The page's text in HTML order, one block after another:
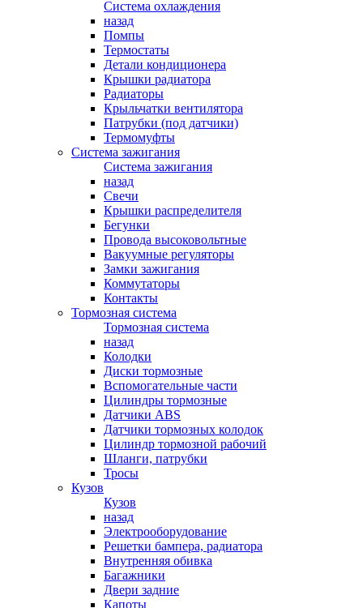
Система охлаждения
назад
Помпы
Термостаты
Детали кондиционера
Крышки радиатора
Радиаторы
Крыльчатки вентилятора
Патрубки (под датчики)
Термомуфты
Система зажигания
Система зажигания
назад
Свечи
Крышки распределителя
Бегунки
Провода высоковольтные
Вакуумные регуляторы
Замки зажигания
Коммутаторы
Контакты
Тормозная система
Тормозная система
назад
Колодки
Диски тормозные
Вспомогательные части
Цилиндры тормозные
Датчики ABS
Датчики тормозных колодок
Цилиндр тормозной рабочий
Шланги, патрубки
Тросы
Кузов
Кузов
назад
Электрооборудование
Решетки бампера, радиатора
Внутренняя обивка
Багажники
Двери задние
Капоты